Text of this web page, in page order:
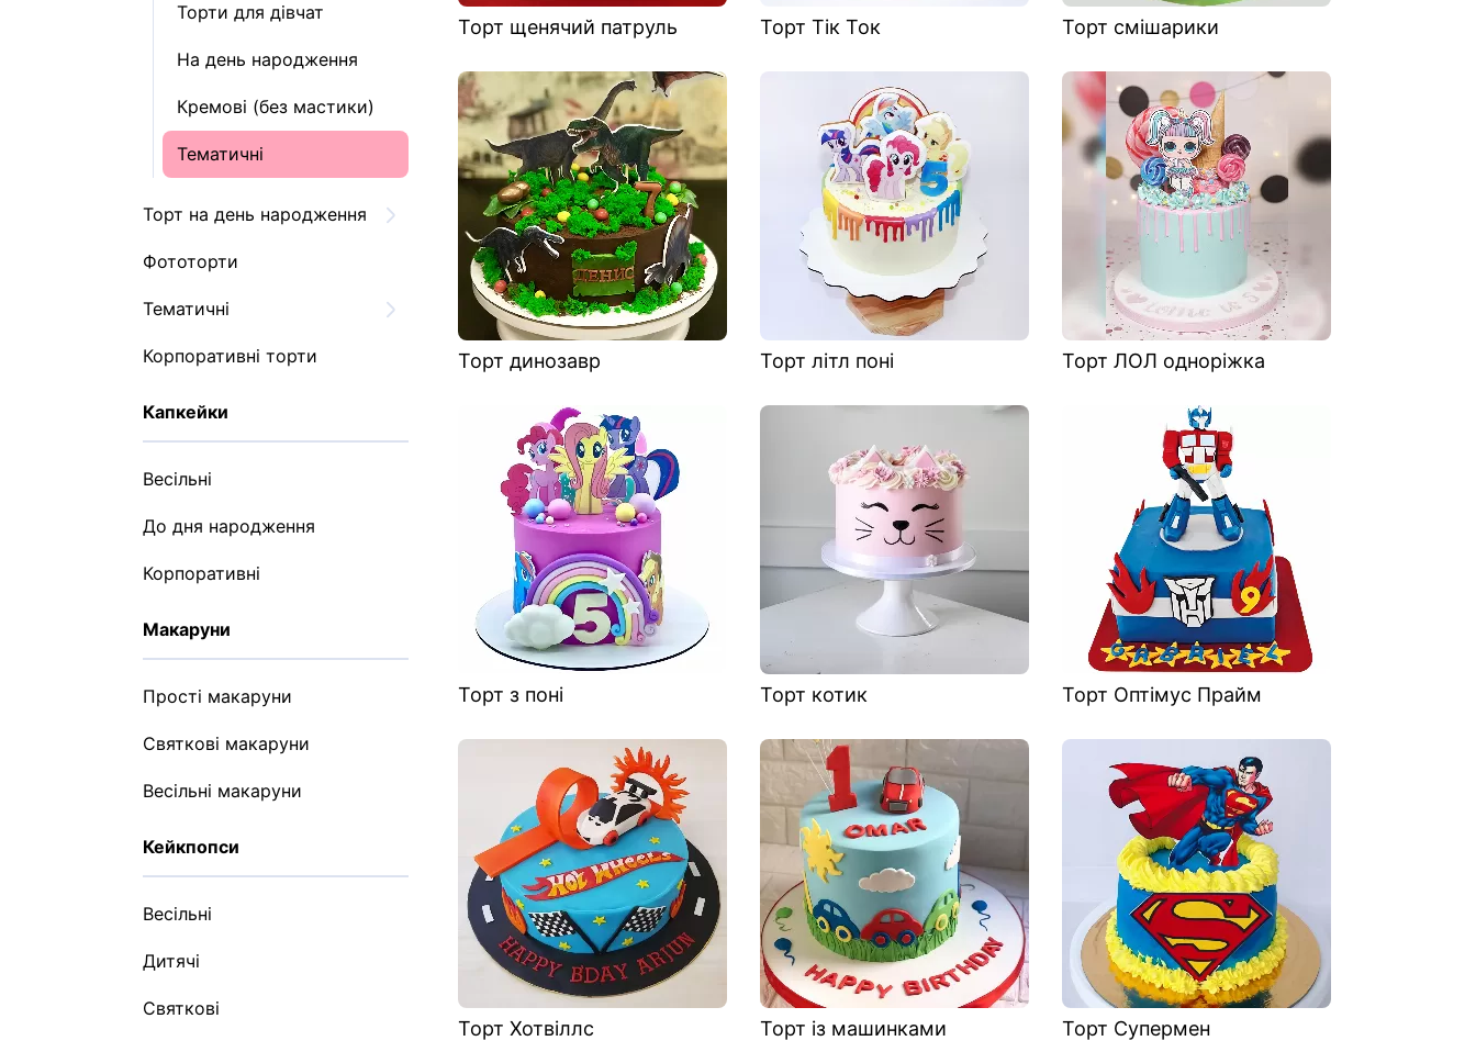
Торти для дівчат
На день народження
Кремові (без мастики)
Тематичні
Торт на день народження
Фототорти
Тематичні
Корпоративні торти
Капкейки
Весільні
До дня народження
Корпоративні
Макаруни
Прості макаруни
Святкові макаруни
Весільні макаруни
Кейкпопси
Весільні
Дитячі
Святкові
Торт щенячий патруль Торт Тік Ток Торт смішарики
Торт динозавр Торт літл поні Торт ЛОЛ одноріжка
Торт з поні Торт котик Торт Оптімус Прайм
Торт Хотвіллс Торт із машинками Торт Супермен